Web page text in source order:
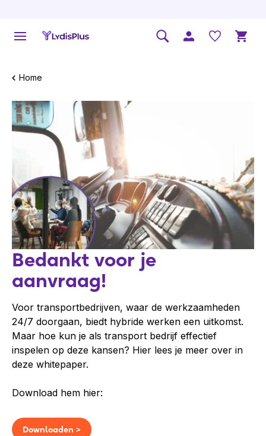
Home
Bedankt voor je
aanvraag!
Voor transportbedrijven, waar de werkzaamheden
24/7 doorgaan, biedt hybride werken een uitkomst.
Maar hoe kun je als transport bedrijf effectief
inspelen op deze kansen? Hier lees je meer over in
deze whitepaper.
Download hem hier:
Downloaden >